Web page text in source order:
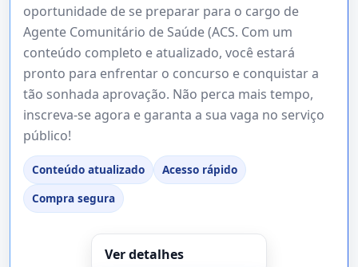
oportunidade de se preparar para o cargo de
Agente Comunitário de Saúde (ACS. Com um
conteúdo completo e atualizado, você estará
pronto para enfrentar o concurso e conquistar a
tão sonhada aprovação. Não perca mais tempo,
inscreva-se agora e garanta a sua vaga no serviço
público!
Conteúdo atualizado
Acesso rápido
Compra segura
Ver detalhes